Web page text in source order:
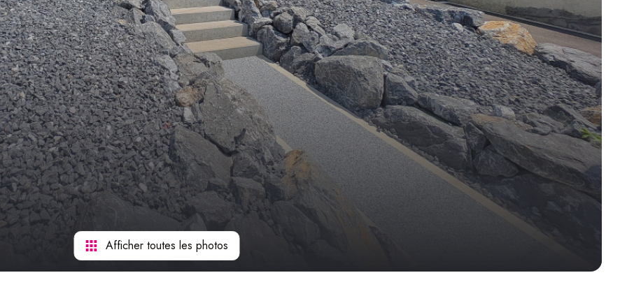
Afficher toutes les photos